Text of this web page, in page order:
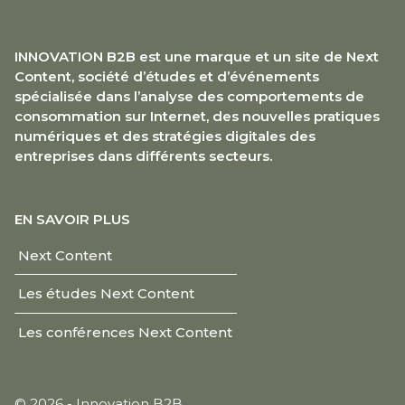
INNOVATION B2B est une marque et un site de Next
Content, société d’études et d’événements
spécialisée dans l’analyse des comportements de
consommation sur Internet, des nouvelles pratiques
numériques et des stratégies digitales des
entreprises dans différents secteurs.
EN SAVOIR PLUS
Next Content
Les études Next Content
Les conférences Next Content